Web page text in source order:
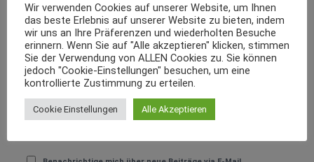
Wir verwenden Cookies auf unserer Website, um Ihnen
das beste Erlebnis auf unserer Website zu bieten, indem
wir uns an Ihre Präferenzen und wiederholten Besuche
erinnern. Wenn Sie auf "Alle akzeptieren" klicken, stimmen
Sie der Verwendung von ALLEN Cookies zu. Sie können
jedoch "Cookie-Einstellungen" besuchen, um eine
kontrollierte Zustimmung zu erteilen.
Cookie Einstellungen Alle Akzeptieren